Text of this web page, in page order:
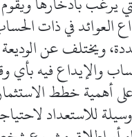
العوائد في ذات
ويختلف عن الوديعة
والإيداع فيه بأي
أهمية خطط
للاستعداد